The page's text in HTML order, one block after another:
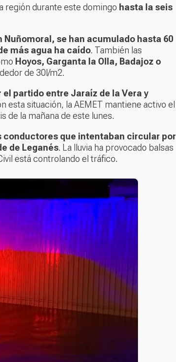
región durante este domingo hasta la seis
Nuñomoral, se han acumulado hasta 60
más agua ha caído. También las
Hoyos, Garganta la Olla, Badajoz o
de 30l/m2.
partido entre Jaraíz de la Vera y
esta situación, la AEMET mantiene activo el
de la mañana de este lunes.
conductores que intentaban circular por
de Leganés. La lluvia ha provocado balsas
está controlando el tráfico.